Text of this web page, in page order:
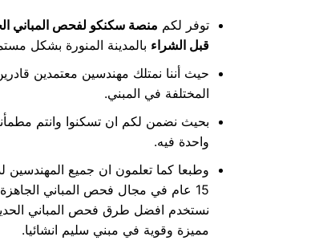
توفر لكم منصة سكنكو لفحص المباني
قبل الشراء بالمدينة المنورة بشكل
حيث أننا نمتلك مهندسين معتمدين
المختلفة في المبني.
بحيث نضمن لكم ان تسكنوا وانتم
واحدة فيه.
وطبعا كما تعلمون ان جميع المهندسين
15 عام في مجال فحص المباني الجاهزة.
نستخدم افضل طرق فحص المباني
مميزة وقوية في مبني سليم انشائيا.